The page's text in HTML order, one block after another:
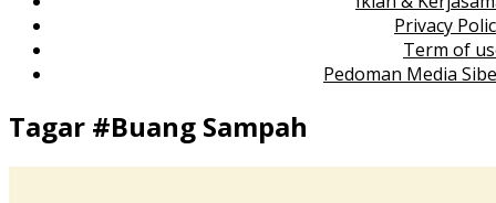
Privacy
Term of
Pedoman Media
Tagar #Buang Sampah